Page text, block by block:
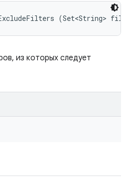
(Set<String>
из которых следует